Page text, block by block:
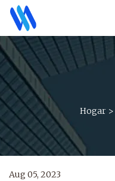
Hogar>
Aug 05, 2023